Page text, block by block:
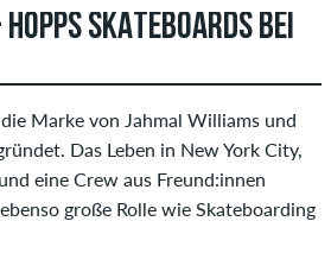
SKATEBOARDS BEI
Marke von Jahmal Williams und
Das Leben in New York City,
eine Crew aus Freund:innen
große Rolle wie Skateboarding